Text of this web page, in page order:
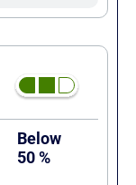
Below
50 %